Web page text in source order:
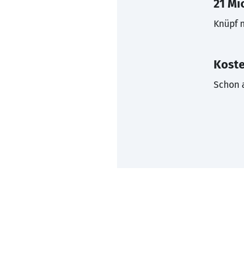
21
Knüpf
Schon